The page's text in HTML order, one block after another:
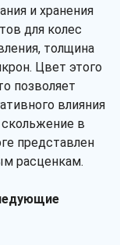
и хранения
для колес
толщина
Цвет этого
позволяет
влияния
в
представлен
расценкам.